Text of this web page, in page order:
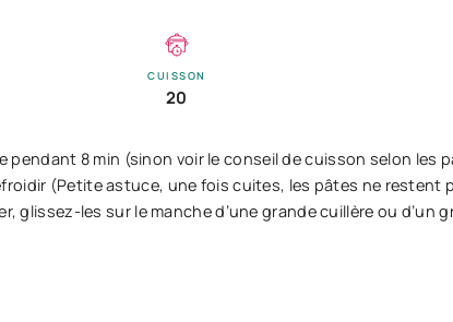
CUISSON
20
8 min (sinon voir le conseil de cuisson selon les
(Petite astuce, une fois cuites, les pâtes ne restent
glissez-les sur le manche d’une grande cuillère ou d’un